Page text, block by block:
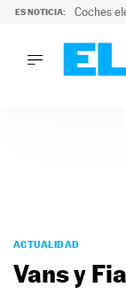
ES NOTICIA: Coches
PODCAST
MOTOS
ACTUALIDAD
Vans y